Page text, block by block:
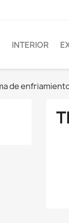
INTERIOR
de